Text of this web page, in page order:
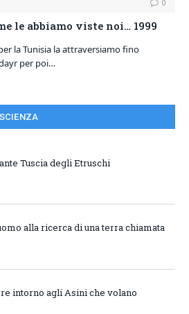
0
le abbiamo viste noi… 1999
la Tunisia la attraversiamo fino
per poi…
Tuscia degli Etruschi
alla ricerca di una terra chiamata
intorno agli Asini che volano